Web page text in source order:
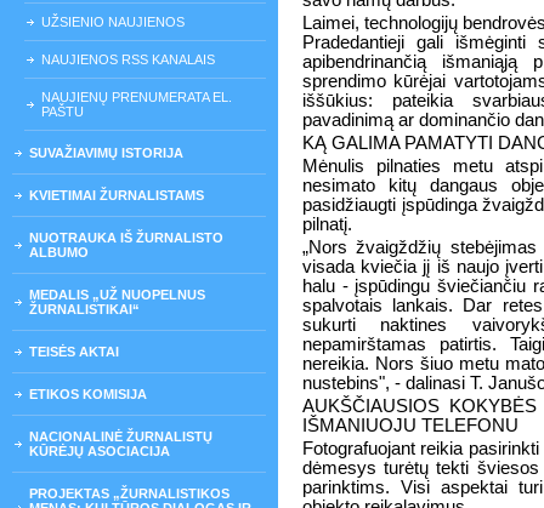
UŽSIENIO NAUJIENOS
NAUJIENOS RSS KANALAIS
NAUJIENŲ PRENUMERATA EL.
PAŠTU
SUVAŽIAVIMŲ ISTORIJA
KVIETIMAI ŽURNALISTAMS
NUOTRAUKA IŠ ŽURNALISTO
ALBUMO
MEDALIS „UŽ NUOPELNUS
ŽURNALISTIKAI“
TEISĖS AKTAI
ETIKOS KOMISIJA
NACIONALINĖ ŽURNALISTŲ
KŪRĖJŲ ASOCIACIJA
PROJEKTAS „ŽURNALISTIKOS
Laimei, technologijų
Pradedantieji gali
apibendrinančią išmaniąją
sprendimo kūrėjai
iššūkius: pateikia
pavadinimą ar dominančio
KĄ GALIMA PAMATYTI
Mėnulis pilnaties metu
nesimato kitų dangaus
pasidžiaugti įspūdinga
pilnatį.
„Nors žvaigždžių
visada kviečia jį iš naujo
halu - įspūdingu šviečiančiu
spalvotais lankais. Dar
sukurti naktines
nepamirštamas patirtis.
nereikia. Nors šiuo metu
nustebins", - dalinasi T.
AUKŠČIAUSIOS
IŠMANIUOJU TELEFONU
Fotografuojant reikia
dėmesys turėtų tekti
parinktims. Visi aspektai